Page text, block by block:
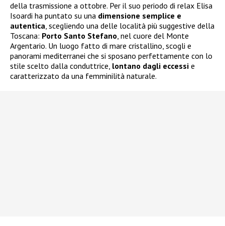
della trasmissione a ottobre. Per il suo periodo di relax Elisa
Isoardi ha puntato su una dimensione semplice e
autentica, scegliendo una delle località più suggestive della
Toscana: Porto Santo Stefano, nel cuore del Monte
Argentario. Un luogo fatto di mare cristallino, scogli e
panorami mediterranei che si sposano perfettamente con lo
stile scelto dalla conduttrice, lontano dagli eccessi e
caratterizzato da una femminilità naturale.